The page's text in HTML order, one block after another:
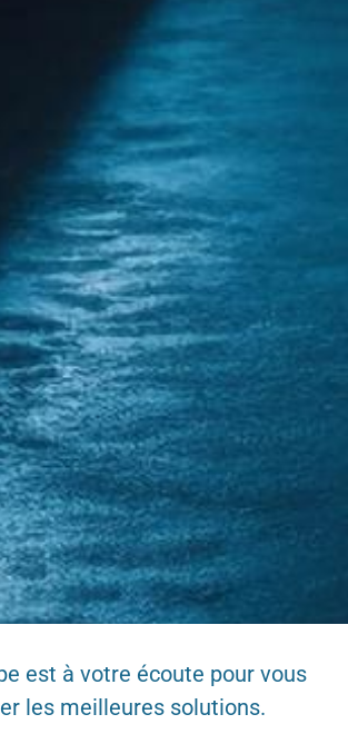
est à votre écoute pour vous
les meilleures solutions.